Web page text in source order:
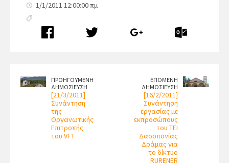
1/1/2011 12:00:00 πμ
ΠΡΟΗΓΟΥΜΕΝΗ
ΔΗΜΟΣΙΕΥΣΗ
[21/3/2011]
Συνάντηση
της
Οργανωτικής
Επιτροπής
του VFT
ΕΠΟΜΕΝΗ
ΔΗΜΟΣΙΕΥΣΗ
[16/2/2011]
Συνάντηση
εργασίας με
εκπροσώπους
του ΤΕΙ
Δασοπονίας
Δράμας για
το δίκτυο
RURENER